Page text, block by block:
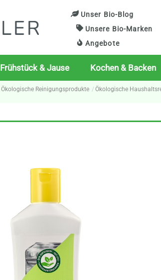
Unser Bio-Blog
Unsere Bio-Marken
Angebote
Frühstück & Jause Kochen & Backen
Ökologische Reinigungsprodukte Ökologische